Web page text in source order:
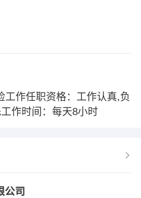
工作任职资格：工作认真,负
作时间：每天8小时
公司